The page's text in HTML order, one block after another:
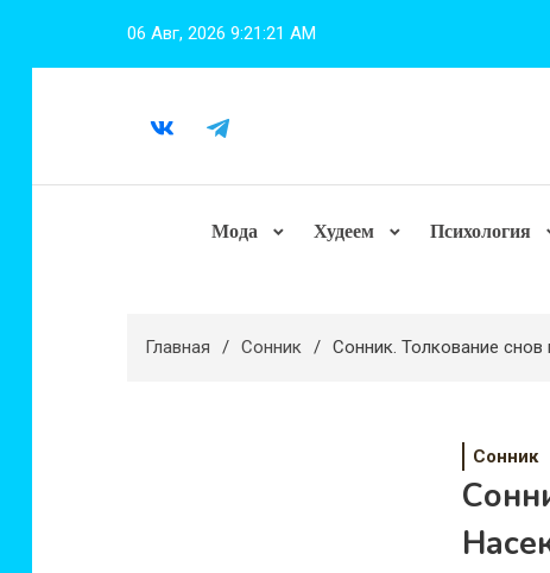
06 Авг, 2026 9:21:22 AM
Мода Худеем Психология
Главная Сонник Сонник. Толкование
Сонник